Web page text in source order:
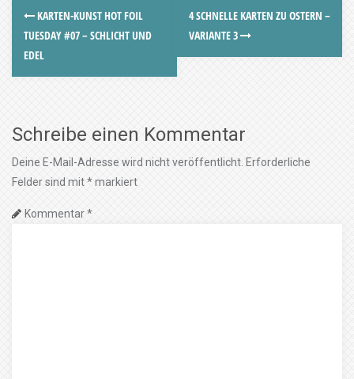
KARTEN-KUNST HOT FOIL
TUESDAY #07 – SCHLICHT UND
EDEL
4 SCHNELLE KARTEN ZU OSTERN –
VARIANTE 3
Schreibe einen Kommentar
Deine E-Mail-Adresse wird nicht veröffentlicht. Erforderliche
Felder sind mit*markiert
Kommentar*